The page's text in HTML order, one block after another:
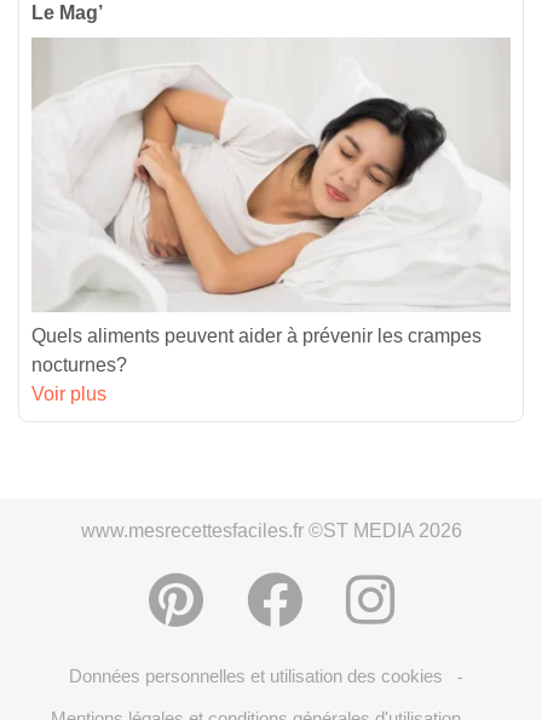
Le Mag’
Quels aliments peuvent aider à prévenir les crampes
nocturnes?
Voir plus
www.mesrecettesfaciles.fr ©ST MEDIA 2026
Données personnelles et utilisation des cookies -